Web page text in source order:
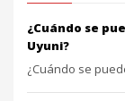
¿Cuándo se
Uyuni?
¿Cuándo se